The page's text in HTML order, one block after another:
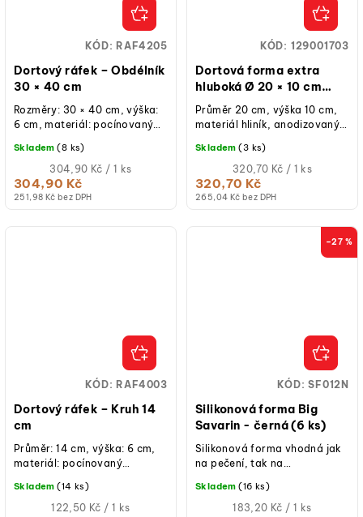
Dortový ráfek – Obdélník
30 × 40 cm
251,98 Kč bez DPH
304,90 Kč
Měrná
cena:
304,90 Kč / 1 ks
Skladem (8 ks)
Rozměry: 30 × 40 cm, výška:
6 cm, materiál: pocínovaný
pro krátkodobý styk s...
KÓD: RAF4205
Dortová forma extra
hluboká Ø 20 × 10 cm
Wilton
265,04 Kč bez DPH
320,70 Kč
Měrná
cena:
320,70 Kč / 1 ks
Skladem (3 ks)
Průměr 20 cm, výška 10 cm,
materiál hliník, anodizovaný
hluboké provedení, ideální
KÓD: 129001703
Dortový ráfek – Kruh 14
cm
Měrná
122,50 Kč / 1 ks
Skladem (14 ks)
Průměr: 14 cm, výška: 6 cm,
materiál: pocínovaný
pro krátkodobý styk s...
KÓD: RAF4003
–27 %
Silikonová forma Big
Savarin - černá (6 ks)
Měrná
183,20 Kč / 1 ks
Skladem (16 ks)
Silikonová forma vhodná jak
na pečení, tak na
KÓD:SF012N